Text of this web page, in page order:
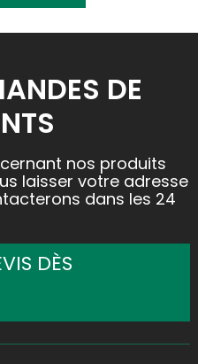
DE
nos produits
laisser votre adresse
dans les 24
DÈS